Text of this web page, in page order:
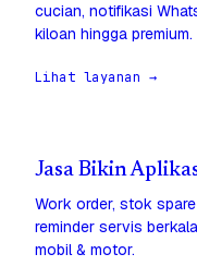
cucian, notifikasi
kiloan hingga premium.
Lihat layanan →
Jasa Bikin
Work order, stok
reminder servis
mobil & motor.